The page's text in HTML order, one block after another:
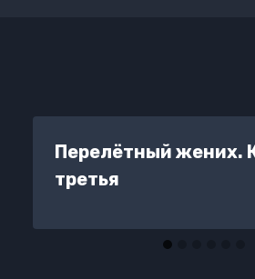
Перелётный жених.
третья